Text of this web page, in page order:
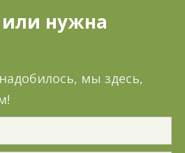
или нужна
мы здесь,